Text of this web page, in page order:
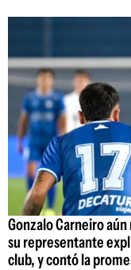
Gonzalo Carneiro
su representante
club, y contó la